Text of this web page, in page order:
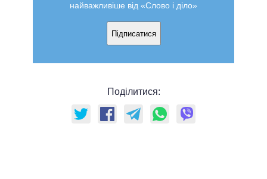
найважливіше від «Слово і діло»
Підписатися
Поділитися: